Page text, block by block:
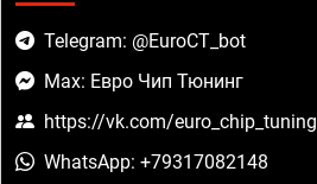
Telegram: @EuroCT_bot
Max: Евро Чип Тюнинг
https://vk.com/euro_chip_tuning
WhatsApp: +79317082148